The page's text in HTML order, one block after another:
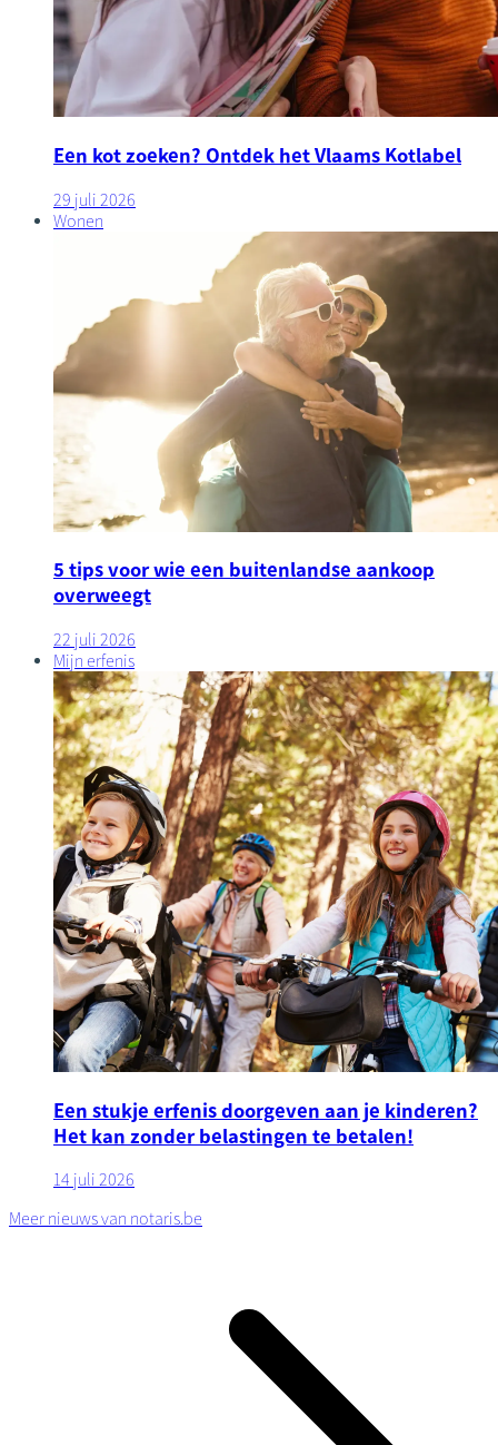
Een kot zoeken? Ontdek het Vlaams Kotlabel
29 juli 2026
Wonen
5 tips voor wie een buitenlandse aankoop
overweegt
22 juli 2026
Mijn erfenis
Een stukje erfenis doorgeven aan je kinderen?
Het kan zonder belastingen te betalen!
14 juli 2026
Meer nieuws van notaris.be